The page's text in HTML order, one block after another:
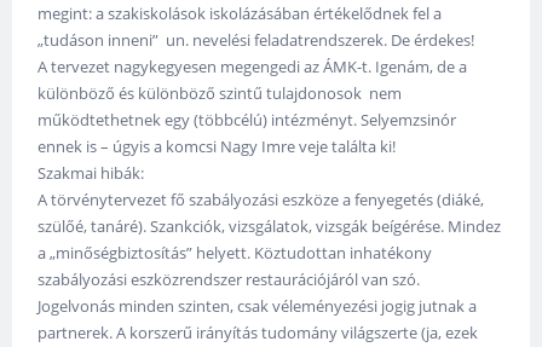
megint: a szakiskolások iskolázásában értékelődnek fel a
„tudáson inneni” un. nevelési feladatrendszerek. De érdekes!
A tervezet nagykegyesen megengedi az ÁMK-t. Igenám, de a
különböző és különböző szintű tulajdonosok nem
működtethetnek egy (többcélú) intézményt. Selyemzsinór
ennek is – úgyis a komcsi Nagy Imre veje találta ki!
Szakmai hibák:
A törvénytervezet fő szabályozási eszköze a fenyegetés (diáké,
szülőé, tanáré). Szankciók, vizsgálatok, vizsgák beígérése. Mindez
a „minőségbiztosítás” helyett. Köztudottan inhatékony
szabályozási eszközrendszer restaurációjáról van szó.
Jogelvonás minden szinten, csak véleményezési jogig jutnak a
partnerek. A korszerű irányítás tudomány világszerte (ja, ezek